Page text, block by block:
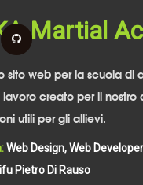
Martial
sito web per la scuola di
creato per il
utili per gli allievi.
Web Design, Web Developer
Pietro Di Rauso